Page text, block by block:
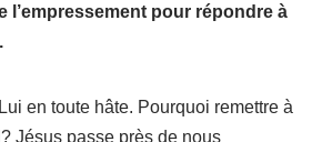
l’empressement pour répondre à
en toute hâte. Pourquoi remettre à
Jésus passe près de nous